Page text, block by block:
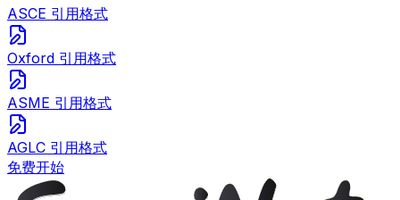
ASCE 引用格式
Oxford 引用格式
ASME 引用格式
AGLC 引用格式
免费开始